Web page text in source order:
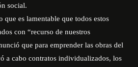
social.
es lamentable que todos estos
con “recurso de nuestros
que para emprender las obras del
a cabo contratos individualizados, los